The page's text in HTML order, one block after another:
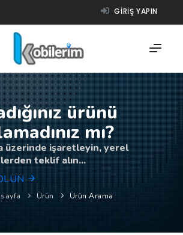
GIRIŞ YAPIN
ürünü
mı?
üzerinde işaretleyin, yerel
teklif alın...
Ürün Ürün Arama